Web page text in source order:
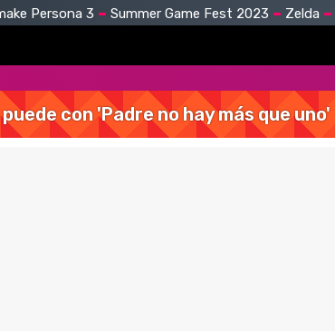
Persona 3 Summer Game Fest 2023 Zelda
con 'Padre no hay más que uno'